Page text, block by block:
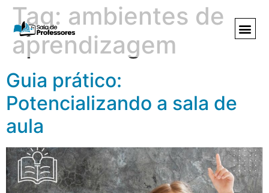
Tag: ambientes de
aprendizagem
Guia prático:
Potencializando a sala de
aula